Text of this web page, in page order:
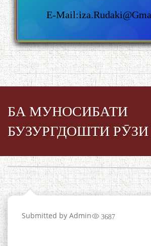
E-
БА МУНОСИБАТИ
БУЗУРГДОШТИ
Submitted by Admin 3687